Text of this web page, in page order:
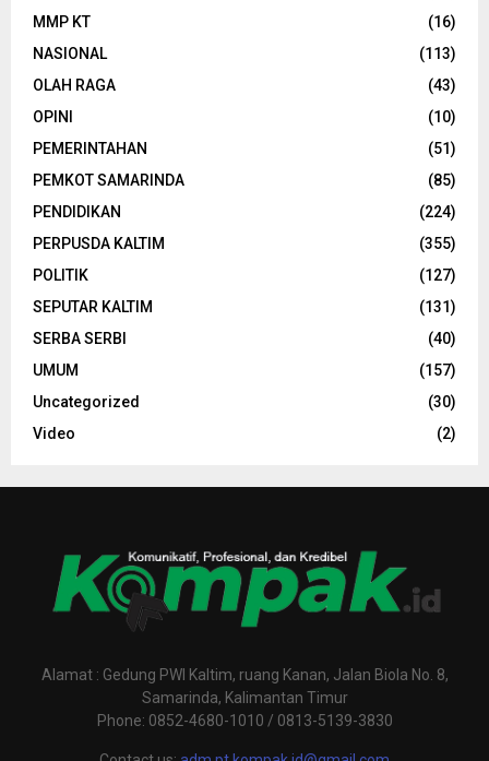
MMP KT
(16)
NASIONAL
(113)
OLAH RAGA
(43)
OPINI
(10)
PEMERINTAHAN
(51)
PEMKOT SAMARINDA
(85)
PENDIDIKAN
(224)
PERPUSDA KALTIM
(355)
POLITIK
(127)
SEPUTAR KALTIM
(131)
SERBA SERBI
(40)
UMUM
(157)
Uncategorized
(30)
Video
(2)
Alamat : Gedung PWI Kaltim, ruang Kanan, Jalan Biola No. 8,
Samarinda, Kalimantan Timur
Phone: 0852-4680-1010 / 0813-5139-3830